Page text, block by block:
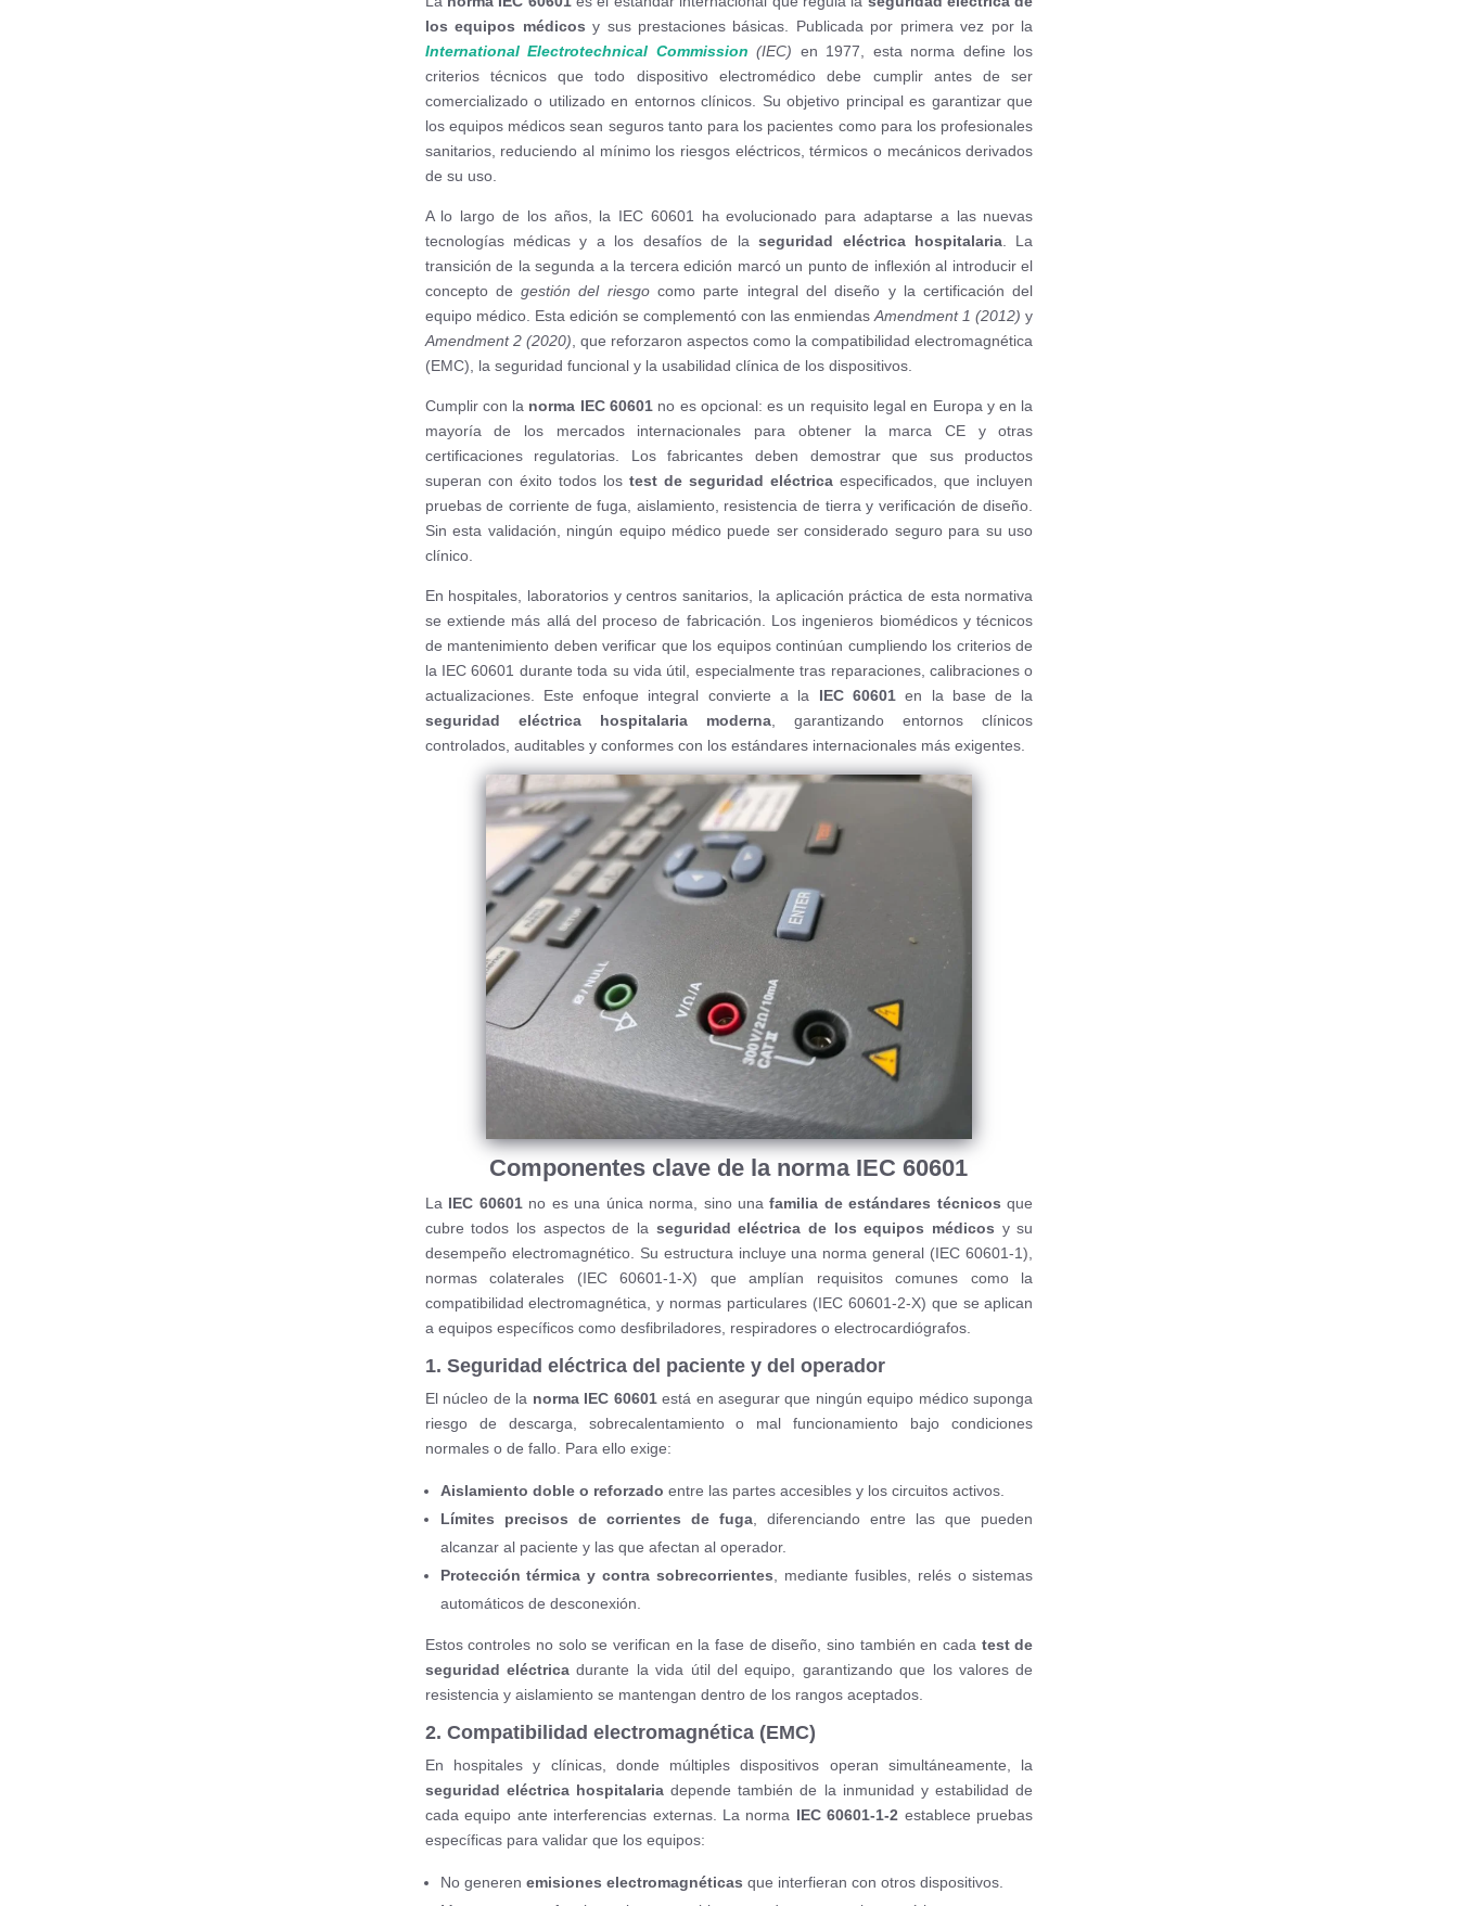
los equipos médicos y sus prestaciones básicas. Publicada por primera vez por la
International Electrotechnical Commission (IEC) en 1977, esta norma define los
criterios técnicos que todo dispositivo electromédico debe cumplir antes de ser
comercializado o utilizado en entornos clínicos. Su objetivo principal es garantizar que
los equipos médicos sean seguros tanto para los pacientes como para los profesionales
sanitarios, reduciendo al mínimo los riesgos eléctricos, térmicos o mecánicos derivados
de su uso.
A lo largo de los años, la IEC 60601 ha evolucionado para adaptarse a las nuevas
tecnologías médicas y a los desafíos de laseguridad eléctrica hospitalaria. La
transición de la segunda a la tercera edición marcó un punto de inflexión al introducir el
concepto degestión del riesgocomo parte integral del diseño y la certificación del
equipo médico. Esta edición se complementó con las enmiendasAmendment 1 (2012) y
Amendment 2 (2020) , que reforzaron aspectos como la compatibilidad electromagnética
(EMC), la seguridad funcional y la usabilidad clínica de los dispositivos.
Cumplir con la norma IEC 60601 no es opcional: es un requisito legal en Europa y en la
mayoría de los mercados internacionales para obtener la marca CE y otras
certificaciones regulatorias. Los fabricantes deben demostrar que sus productos
superan con éxito todos los test de seguridad eléctrica especificados, que incluyen
pruebas de corriente de fuga, aislamiento, resistencia de tierra y verificación de diseño.
Sin esta validación, ningún equipo médico puede ser considerado seguro para su uso
clínico.
En hospitales, laboratorios y centros sanitarios, la aplicación práctica de esta normativa
se extiende más allá del proceso de fabricación. Los ingenieros biomédicos y técnicos
de mantenimiento deben verificar que los equipos continúan cumpliendo los criterios de
la IEC 60601 durante toda su vida útil, especialmente tras reparaciones, calibraciones o
actualizaciones. Este enfoque integral convierte a la IEC 60601en la base de la
seguridad eléctrica hospitalaria moderna , garantizando entornos clínicos
controlados, auditables y conformes con los estándares internacionales más exigentes.
Componentes clave de la norma IEC 60601
La IEC 60601no es una única norma, sino unafamilia de estándares técnicos que
cubre todos los aspectos de la seguridad eléctrica de los equipos médicos y su
desempeño electromagnético. Su estructura incluye una norma general (IEC 60601-1),
normas colaterales (IEC 60601-1-X) que amplían requisitos comunes como la
compatibilidad electromagnética, y normas particulares (IEC 60601-2-X) que se aplican
a equipos específicos como desfibriladores, respiradores o electrocardiógrafos.
1. Seguridad eléctrica del paciente y del operador
El núcleo de la norma IEC 60601está en asegurar que ningún equipo médico suponga
riesgo de descarga, sobrecalentamiento o mal funcionamiento bajo condiciones
normales o de fallo. Para ello exige:
Aislamiento doble o reforzado entre las partes accesibles y los circuitos activos.
Límites precisos de corrientes de fuga , diferenciando entre las que pueden
alcanzar al paciente y las que afectan al operador.
Protección térmica y contra sobrecorrientes , mediante fusibles, relés o sistemas
automáticos de desconexión.
Estos controles no solo se verifican en la fase de diseño, sino también en cada test de
seguridad eléctrica durante la vida útil del equipo, garantizando que los valores de
resistencia y aislamiento se mantengan dentro de los rangos aceptados.
2. Compatibilidad electromagnética (EMC)
En hospitales y clínicas, donde múltiples dispositivos operan simultáneamente, la
seguridad eléctrica hospitalariadepende también de la inmunidad y estabilidad de
cada equipo ante interferencias externas. La norma IEC 60601-1-2 establece pruebas
específicas para validar que los equipos:
No generen emisiones electromagnéticas que interfieran con otros dispositivos.